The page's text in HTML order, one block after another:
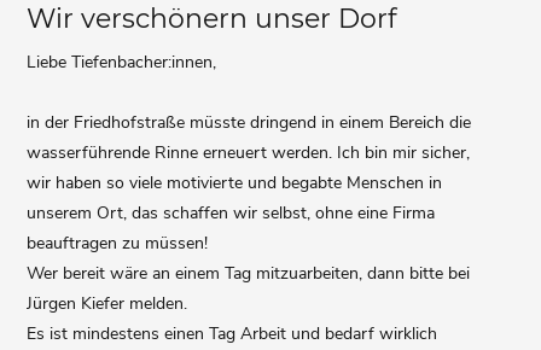
Wir verschönern unser Dorf
Liebe Tiefenbacher:innen,
in der Friedhofstraße müsste dringend in einem Bereich die
wasserführende Rinne erneuert werden. Ich bin mir sicher,
wir haben so viele motivierte und begabte Menschen in
unserem Ort, das schaffen wir selbst, ohne eine Firma
beauftragen zu müssen!
Wer bereit wäre an einem Tag mitzuarbeiten, dann bitte bei
Jürgen Kiefer melden.
Es ist mindestens einen Tag Arbeit und bedarf wirklich